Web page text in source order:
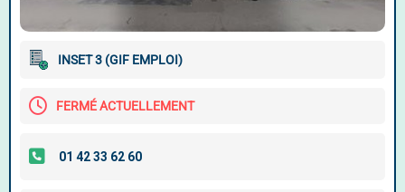
INSET 3 (GIF EMPLOI)
FERMÉ ACTUELLEMENT